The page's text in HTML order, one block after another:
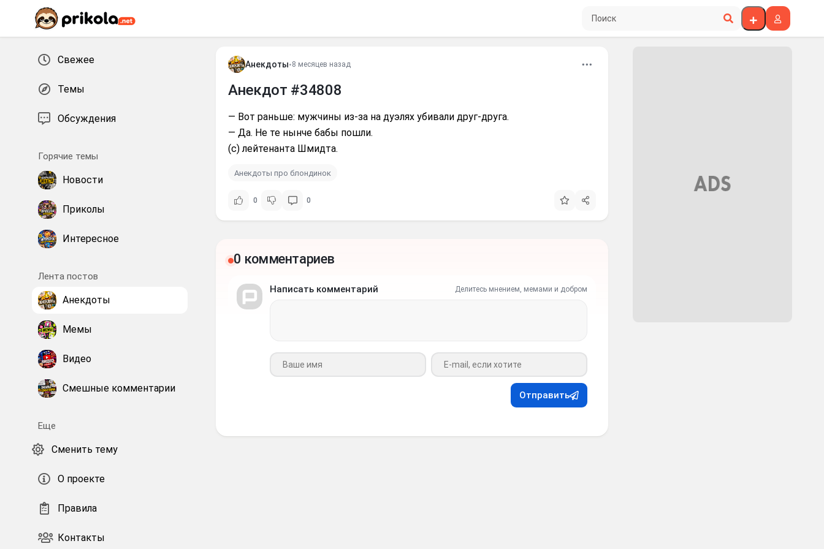
Перейти к контенту
Поиск по сайту
Свежее
Темы
Обсуждения
Горячие темы
Новости
Приколы
Интересное
Лента постов
Анекдоты
Мемы
Видео
Смешные комментарии
Еще
Сменить тему
О проекте
Правила
Контакты
Анекдоты•8 месяцев назад
Анекдот #34808
— Вот раньше: мужчины из-за на дуэлях убивали друг-друга.
— Да. Не те нынче бабы пошли.
(с) лейтенанта Шмидта.
Анекдоты про блондинок
0 0
0 комментариев
Написать комментарий Делитесь мнением, мемами и добром
Ваше имя Ваш e-mail
Отправить